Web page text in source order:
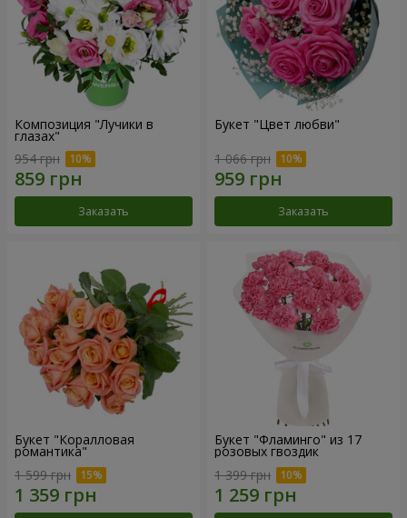
Композиция "Лучики в
глазах"
954 грн
Заказать
Букет "Цвет любви"
1 066 грн
Заказать
Букет "Коралловая
романтика"
1 599 грн
Букет "Фламинго" из 17
розовых гвоздик
1 399 грн